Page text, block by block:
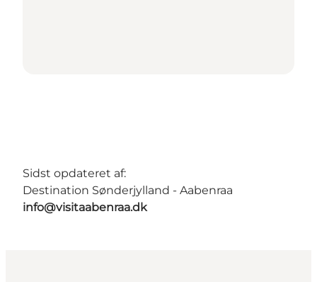
Sidst opdateret af:
Destination Sønderjylland - Aabenraa
info@visitaabenraa.dk